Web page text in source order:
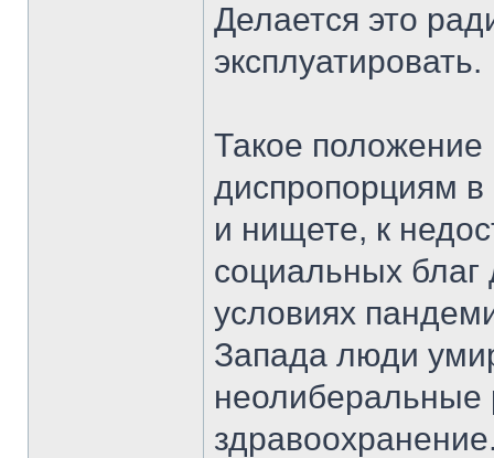
Делается это
эксплуатировать.
Такое
диспропорциям в
и нищете, к
социальных
условиях
Запада люди